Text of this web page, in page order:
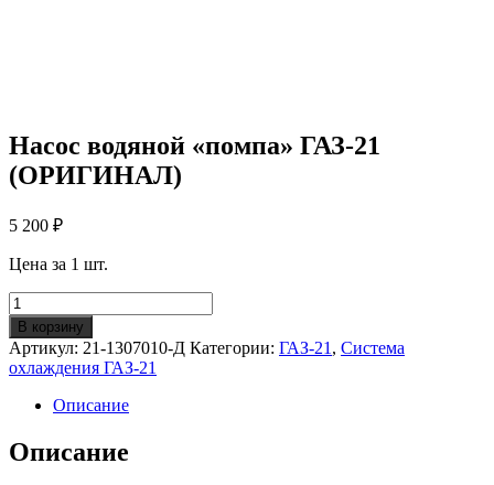
Насос водяной «помпа» ГАЗ-21
(ОРИГИНАЛ)
5 200 ₽
Цена за 1 шт.
Количество
Насос
водяной
"помпа"
ГАЗ-21
(ОРИГИНАЛ)
В корзину
Артикул: 21-1307010-Д Категории: ГАЗ-21 , Система
охлаждения ГАЗ-21
Описание
Описание